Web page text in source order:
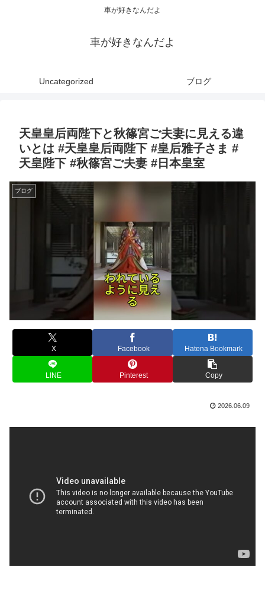
車が好きなんだよ
車が好きなんだよ
Uncategorized ブログ
天皇皇后両陛下と秋篠宮ご夫妻に見える違
いとは #天皇皇后両陛下 #皇后雅子さま #
天皇陛下 #秋篠宮ご夫妻 #日本皇室
ブログ
X Facebook Hatena Bookmark
LINE Pinterest Copy
2026.06.09